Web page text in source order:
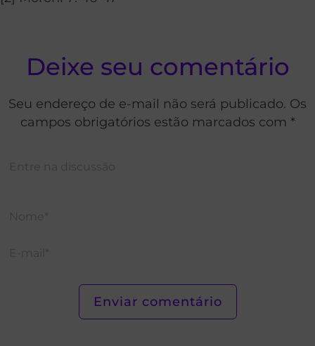
Deixe seu comentário
Seu endereço de e-mail não será publicado. Os
campos obrigatórios estão marcados com *